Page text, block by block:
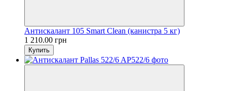
Антискалант 105 Smart Clean (канистра 5 кг)
1 210.00 грн
Купить